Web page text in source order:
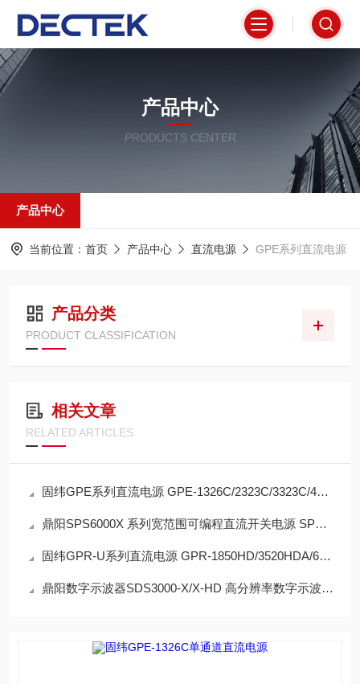
产品中心
PRODUCTS CENTER
产品中心
当前位置： 首页 产品中心 直流电源 GPE系列直流电源
产品分类
PRODUCT CLASSIFICATION
相关文章
RELATED ARTICLES
固纬GPE系列直流电源 GPE-1326C/2323C/3323C/4323C 1/2/3/4通道独立输出
鼎阳SPS6000X 系列宽范围可编程直流开关电源 SPS6225X 宽范围输入输出
固纬GPR-U系列直流电源 GPR-1850HD/3520HDA/6015HDA7510HDA 低涟波与低噪声
鼎阳数字示波器SDS3000-X/X-HD 高分辨率数字示波器 丰富的触发功能